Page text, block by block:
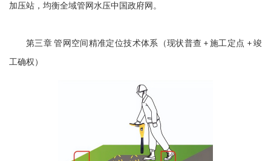
加压站，均衡全域管网水压中国政府网。
第三章 管网空间精准定位技术体系（现状普查 + 施工定点 +竣
工确权）